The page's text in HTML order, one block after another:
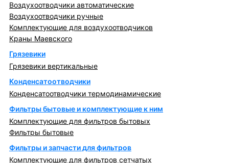
Воздухоотводчики автоматические
Воздухоотводчики ручные
Комплектующие для воздухоотводчиков
Краны Маевского
Грязевики
Грязевики вертикальные
Конденсатоотводчики
Конденсатоотводчики термодинамические
Фильтры бытовые и комплектующие к ним
Комплектующие для фильтров бытовых
Фильтры бытовые
Фильтры и запчасти для фильтров
Комплектующие для фильтров сетчатых